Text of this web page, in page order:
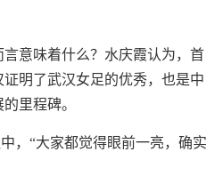
意味着什么？水庆霞认为，首
明了武汉女足的优秀，也是中
里程碑。
，“大家都觉得眼前一亮，确实